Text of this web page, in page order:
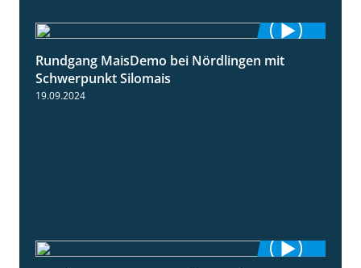
10:51
Rundgang MaisDemo bei Nördlingen mit
Schwerpunkt Silomais
19.09.2024